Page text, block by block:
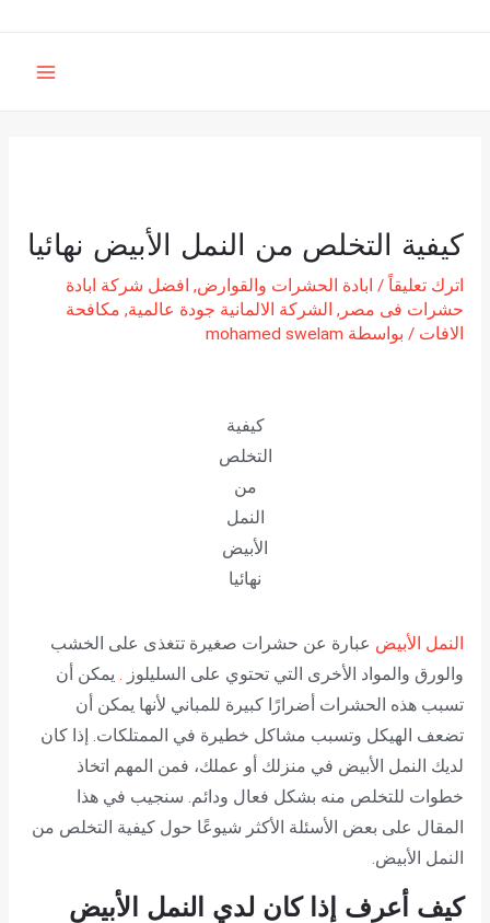
كيفية التخلص من النمل الأبيض نهائيا
اترك تعليقاً / ابادة الحشرات والقوارض, افضل شركة ابادة
حشرات فى مصر , الشركة الالمانية جودة عالمية, مكافحة
الافات / بواسطة mohamed swelam
كيفية
التخلص
من
النمل
الأبيض
نهائيا
النمل الأبيض عبارة عن حشرات صغيرة تتغذى على الخشب
والورق والمواد الأخرى التي تحتوي على السليلوز
يمكن أن
تسبب هذه الحشرات أضرارًا كبيرة للمباني لأنها يمكن أن
تضعف الهيكل وتسبب مشاكل خطيرة في الممتلكات. إذا كان
لديك النمل الأبيض في منزلك أو عملك، فمن المهم اتخاذ
خطوات للتخلص منه بشكل فعال ودائم. سنجيب في هذا
المقال على بعض الأسئلة الأكثر شيوعًا حول كيفية التخلص من
النمل الأبيض.
كيف أعرف إذا كان لدي النمل الأبيض